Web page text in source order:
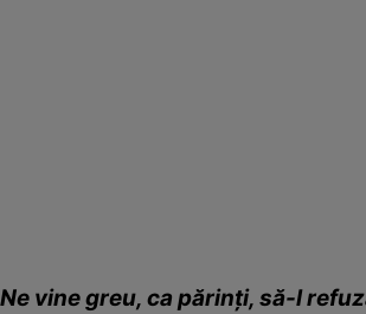
Ne vine greu, ca părinţi, să-l